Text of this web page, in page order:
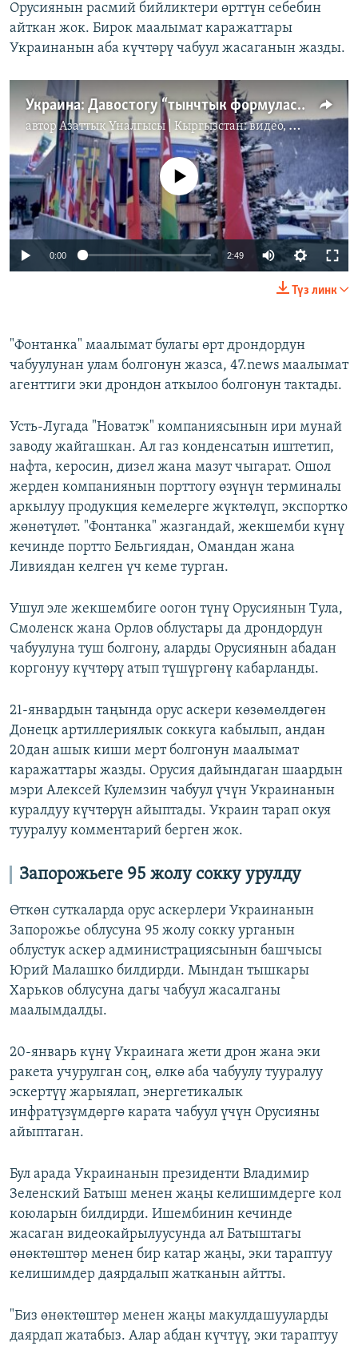
Орусиянын расмий бийликтери өрттүн себебин
айткан жок. Бирок маалымат каражаттары
Украинанын аба күчтөрү чабуул жасаганын жазды.
Украина: Давостогу “тынчтык формуласы”
авторАзаттык Үналгысы | Кыргызстан: видео, фото, кабарлар
720p 1080p
No media source currently available
0:00 2:49 Auto
240p
720p
1080p
Түз линк
"Фонтанка" маалымат булагы өрт дрондордун
чабуулунан улам болгонун жазса, 47.news маалымат
агенттиги эки дрондон аткылоо болгонун тактады.
Усть-Лугада "Новатэк" компаниясынын ири мунай
заводу жайгашкан. Ал газ конденсатын иштетип,
нафта, керосин, дизел жана мазут чыгарат. Ошол
жерден компаниянын порттогу өзүнүн терминалы
аркылуу продукция кемелерге жүктөлүп, экспортко
жөнөтүлөт. "Фонтанка" жазгандай, жекшемби күнү
кечинде портто Бельгиядан, Омандан жана
Ливиядан келген үч кеме турган.
Ушул эле жекшембиге оогон түнү Орусиянын Тула,
Смоленск жана Орлов облустары да дрондордун
чабуулуна туш болгону, аларды Орусиянын абадан
коргонуу күчтөрү атып түшүргөнү кабарланды.
21-январдын таңында орус аскери көзөмөлдөгөн
Донецк артиллериялык соккуга кабылып, андан
20дан ашык киши мерт болгонун маалымат
каражаттары жазды. Орусия дайындаган шаардын
мэри Алексей Кулемзин чабуул үчүн Украинанын
куралдуу күчтөрүн айыптады. Украин тарап окуя
тууралуу комментарий берген жок.
Запорожьеге 95 жолу сокку урулду
Өткөн суткаларда орус аскерлери Украинанын
Запорожье облусуна 95 жолу сокку урганын
облустук аскер администрациясынын башчысы
Юрий Малашко билдирди. Мындан тышкары
Харьков облусуна дагы чабуул жасалганы
маалымдалды.
20-январь күнү Украинага жети дрон жана эки
ракета учурулган соң, өлкө аба чабуулу тууралуу
эскертүү жарыялап, энергетикалык
инфратүзүмдөргө карата чабуул үчүн Орусияны
айыптаган.
Бул арада Украинанын президенти Владимир
Зеленский Батыш менен жаңы келишимдерге кол
коюларын билдирди. Ишембинин кечинде
жасаган видеокайрылуусунда ал Батыштагы
өнөктөштөр менен бир катар жаңы, эки тараптуу
келишимдер даярдалып жатканын айтты.
"Биз өнөктөштөр менен жаңы макулдашууларды
даярдап жатабыз. Алар абдан күчтүү, эки тараптуу